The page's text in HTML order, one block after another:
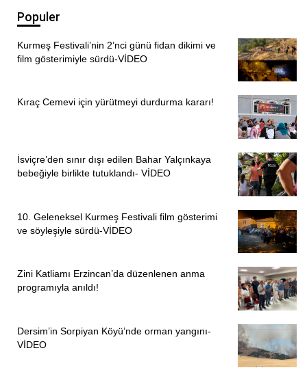
Populer
Kurmeş Festivali’nin 2’nci günü fidan dikimi ve
film gösterimiyle sürdü-VİDEO
Kıraç Cemevi için yürütmeyi durdurma kararı!
İsviçre’den sınır dışı edilen Bahar Yalçınkaya
bebeğiyle birlikte tutuklandı- VİDEO
10. Geleneksel Kurmeş Festivali film gösterimi
ve söyleşiyle sürdü-VİDEO
Zini Katliamı Erzincan’da düzenlenen anma
programıyla anıldı!
Dersim’in Sorpiyan Köyü’nde orman yangını-
VİDEO